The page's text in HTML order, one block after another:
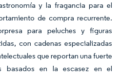
y la fragancia para el
de compra recurrente.
para peluches y figuras
con cadenas especializadas
que reportan una fuerte
basados en la escasez en el